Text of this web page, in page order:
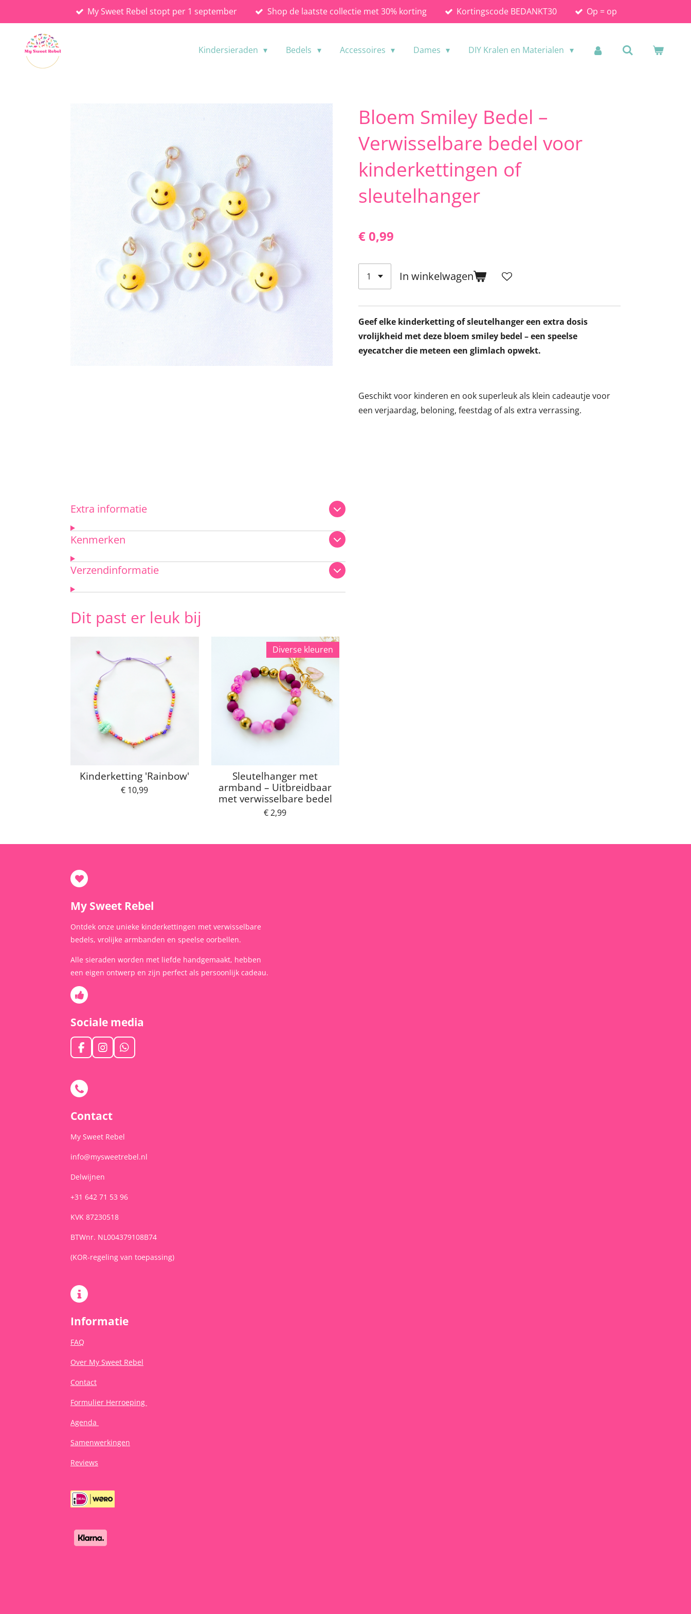
direct
hoofdinhoud
My Sweet Rebel stopt per 1 september Shop de laatste collectie met 30% korting Kortingscode BEDANKT30 Op = op
Kindersieraden Bedels Accessoires Dames DIY Kralen en Materialen
Bloem Smiley Bedel –
Verwisselbare bedel voor
kinderkettingen of
sleutelhanger
€ 0,99
In winkelwagen
Geef elke kinderketting ofsleutelhanger een extra dosis
vrolijkheid met deze bloem smiley bedel – een speelse
eyecatcher die meteen een glimlach opwekt.
Geschikt voor kinderen en ook superleuk als klein cadeautje voor
een verjaardag, beloning, feestdag of als extra verrassing.
Extra informatie
Kenmerken
Verzendinformatie
Dit past er leuk bij
Kinderketting 'Rainbow'
€ 10,99
Diverse kleuren
Sleutelhanger met
armband – Uitbreidbaar
met verwisselbare bedel
€ 2,99
My Sweet Rebel
Ontdek onze unieke kinderkettingen met verwisselbare
bedels, vrolijke armbanden en speelse oorbellen.
Alle sieraden worden met liefde handgemaakt, hebben
een eigen ontwerp en zijn perfect als persoonlijk cadeau.
Sociale media
F
a
e
b
o
k
I
n
a
W
h
Contact
My Sweet Rebel
info@mysweetrebel.nl
Delwijnen
+31 642 71 53 96
KVK 87230518
BTWnr. NL004379108B74
(KOR-regeling van toepassing)
Informatie
FAQ
Over My Sweet Rebel
Contact
Formulier Herroeping
Agenda
Samenwerkingen
Reviews